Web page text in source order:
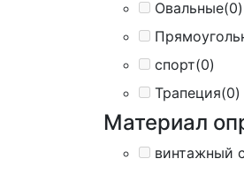
Овальные(0)
спорт(0)
Трапеция(0)
Материал
винтажный